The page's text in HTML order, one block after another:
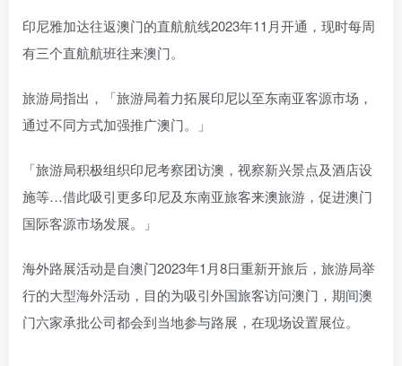
印尼雅加达往返澳门的直航航线2023年11月开通，现时每周
有三个直航航班往来澳门。
旅游局指出，「旅游局着力拓展印尼以至东南亚客源市场，
通过不同方式加强推广澳门。」
「旅游局积极组织印尼考察团访澳，视察新兴景点及酒店设
施等…借此吸引更多印尼及东南亚旅客来澳旅游，促进澳门
国际客源市场发展。」
海外路展活动是自澳门2023年1月8日重新开旅后，旅游局举
行的大型海外活动，目的为吸引外国旅客访问澳门，期间澳
门六家承批公司都会到当地参与路展，在现场设置展位。